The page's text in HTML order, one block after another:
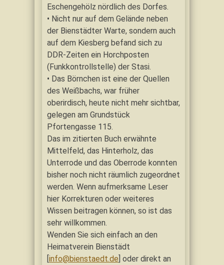
Eschengehölz nördlich des Dorfes.
• Nicht nur auf dem Gelände neben
der Bienstädter Warte, sondern auch
auf dem Kiesberg befand sich zu
DDR-Zeiten ein Horchposten
(Funkkontrollstelle) der Stasi.
• Das Börnchen ist eine der Quellen
des Weißbachs, war früher
oberirdisch, heute nicht mehr sichtbar,
gelegen am Grundstück
Pfortengasse 115.
Das im zitierten Buch erwähnte
Mittelfeld, das Hinterholz, das
Unterrode und das Oberrode konnten
bisher noch nicht räumlich zugeordnet
werden. Wenn aufmerksame Leser
hier Korrekturen oder weiteres
Wissen beitragen können, so ist das
sehr willkommen.
Wenden Sie sich einfach an den
Heimatverein Bienstädt
[info@bienstaedt.de] oder direkt an